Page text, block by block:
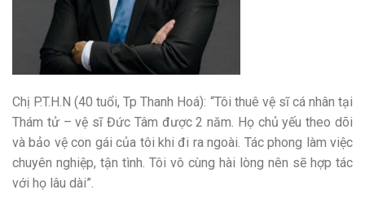
Chị P.T.H.N (40 tuổi, Tp Thanh Hoá): “Tôi thuê vệ sĩ cá nhân tại
Thám tử – vệ sĩ Đức Tâm được 2 năm. Họ chủ yếu theo dõi
và bảo vệ con gái của tôi khi đi ra ngoài. Tác phong làm việc
chuyên nghiệp, tận tình. Tôi vô cùng hài lòng nên sẽ hợp tác
với họ lâu dài”.